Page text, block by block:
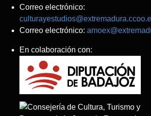
Correo electrónico:
Correo electrónico:
En colaboración con: